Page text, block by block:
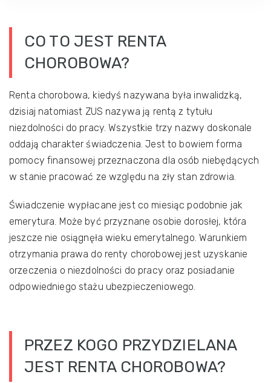
CO TO JEST RENTA
CHOROBOWA?
Renta chorobowa, kiedyś nazywana była inwalidzką,
dzisiaj natomiast ZUS nazywa ją rentą z tytułu
niezdolności do pracy. Wszystkie trzy nazwy doskonale
oddają charakter świadczenia. Jest to bowiem forma
pomocy finansowej przeznaczona dla osób niebędących
w stanie pracować ze względu na zły stan zdrowia.
Świadczenie wypłacane jest co miesiąc podobnie jak
emerytura. Może być przyznane osobie dorosłej, która
jeszcze nie osiągnęła wieku emerytalnego. Warunkiem
otrzymania prawa do renty chorobowej jest uzyskanie
orzeczenia o niezdolności do pracy oraz posiadanie
odpowiedniego stażu ubezpieczeniowego.
PRZEZ KOGO PRZYDZIELANA
JEST RENTA CHOROBOWA?